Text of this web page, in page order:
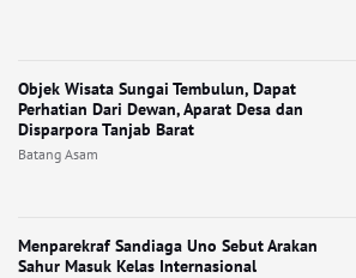
Objek Wisata Sungai Tembulun, Dapat
Perhatian Dari Dewan, Aparat Desa dan
Disparpora Tanjab Barat
Batang Asam
Menparekraf Sandiaga Uno Sebut Arakan
Sahur Masuk Kelas Internasional